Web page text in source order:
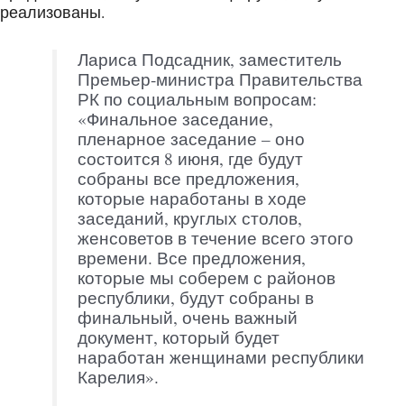
реализованы.
Лариса Подсадник, заместитель
Премьер-министра Правительства
РК по социальным вопросам:
«Финальное заседание,
пленарное заседание – оно
состоится 8 июня, где будут
собраны все предложения,
которые наработаны в ходе
заседаний, круглых столов,
женсоветов в течение всего этого
времени. Все предложения,
которые мы соберем с районов
республики, будут собраны в
финальный, очень важный
документ, который будет
наработан женщинами республики
Карелия».